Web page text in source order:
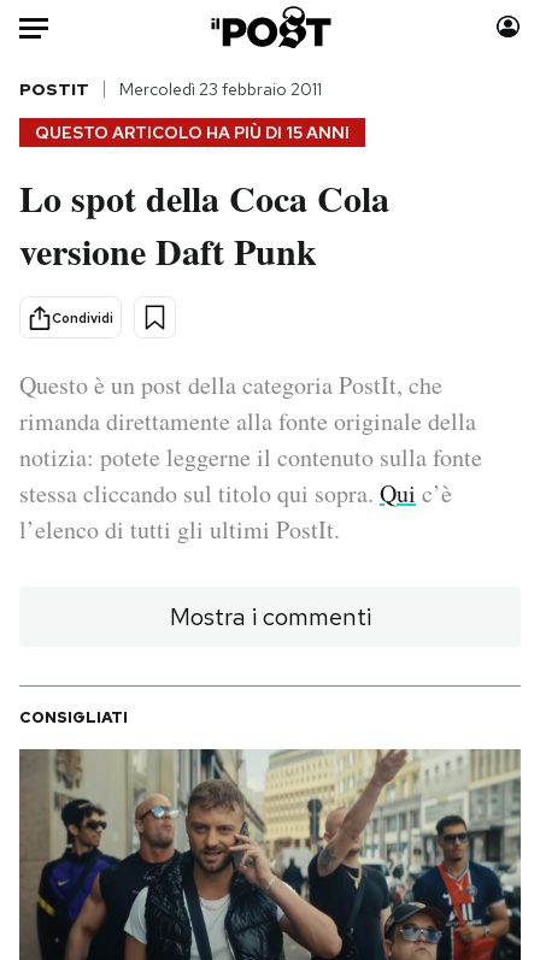
Auto
HOME
Italia
Politica
Tecnologia
Internet
Scienza
Cultura
Moda
Consumismi
Media
Europa
I MIEI PREFERITI
SHOP
CALENDARIO
QUESTO ARTICOLO HA PIÙ DI 15 ANNI
POSTIT Mercoledì 23 febbraio 2011
Lo spot della Coca Cola
versione Daft Punk
Condividi
Questo è un post della categoria PostIt, che
rimanda direttamente alla fonte originale della
notizia: potete leggerne il contenuto sulla fonte
stessa cliccando sul titolo qui sopra. Qui c’è
l’elenco di tutti gli ultimi PostIt.
Mostra i commenti
CONSIGLIATI